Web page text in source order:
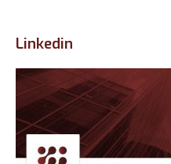
Linkedin